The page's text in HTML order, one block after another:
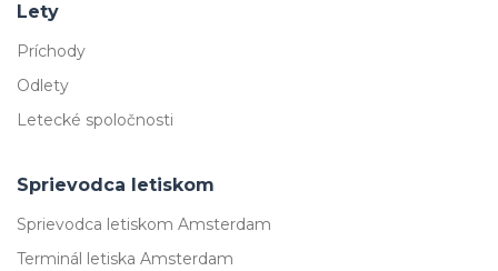
Lety
Príchody
Odlety
Letecké spoločnosti
Sprievodca letiskom
Sprievodca letiskom Amsterdam
Terminál letiska Amsterdam